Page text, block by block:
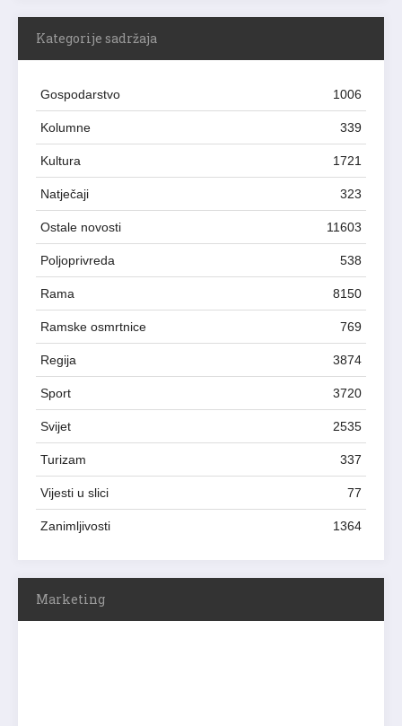
Kategorije sadržaja
Gospodarstvo 1006
Kolumne 339
Kultura 1721
Natječaji 323
Ostale novosti 11603
Poljoprivreda 538
Rama 8150
Ramske osmrtnice 769
Regija 3874
Sport 3720
Svijet 2535
Turizam 337
Vijesti u slici 77
Zanimljivosti 1364
Marketing